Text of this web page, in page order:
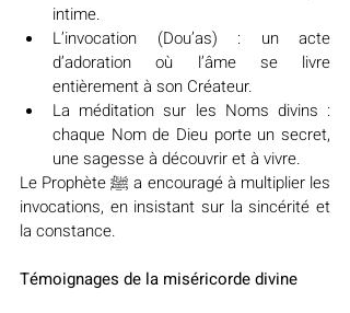
intime.
L’invocation (Dou’as) : un acte
d’adoration où l’âme se livre
entièrement à son Créateur.
La méditation sur les Noms divins :
chaque Nom de Dieu porte un secret,
une sagesse à découvrir et à vivre.
Le Prophète ﷺ a encouragé à multiplier les
invocations, en insistant sur la sincérité et
la constance.
Témoignages de la miséricorde divine